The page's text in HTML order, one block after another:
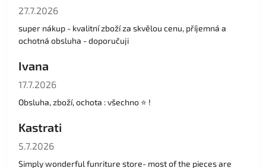
Hodnocení obchodu je 5 z 5 hvězdiček.
27.7.2026
super nákup - kvalitní zboží za skvělou cenu, příjemná a
ochotná obsluha - doporučuji
Ivana
Hodnocení obchodu je 5 z 5 hvězdiček.
17.7.2026
Obsluha, zboží, ochota : všechno ⭐️ !
Kastrati
Hodnocení obchodu je 5 z 5 hvězdiček.
5.7.2026
Simply wonderful funriture store- most of the pieces are